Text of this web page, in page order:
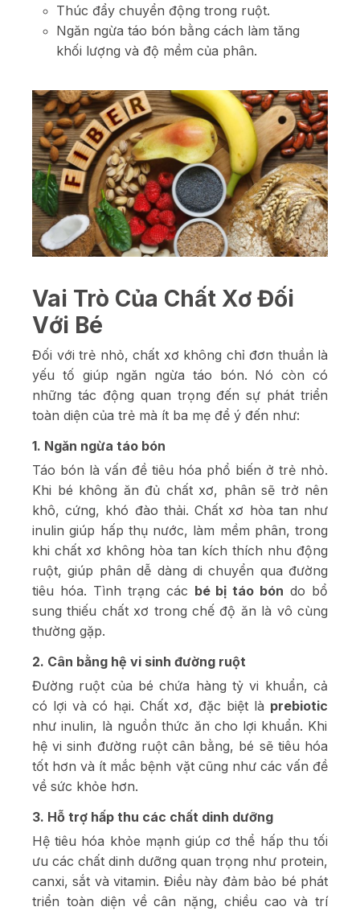
Thúc đẩy chuyển động trong ruột.
Ngăn ngừa táo bón bằng cách làm tăng
khối lượng và độ mềm của phân.
Vai Trò Của Chất Xơ Đối
Với Bé
Đối với trẻ nhỏ, chất xơ không chỉ đơn thuần là
yếu tố giúp ngăn ngừa táo bón. Nó còn có
những tác động quan trọng đến sự phát triển
toàn diện của trẻ mà ít ba mẹ để ý đến như:
1. Ngăn ngừa táo bón
Táo bón là vấn đề tiêu hóa phổ biến ở trẻ nhỏ.
Khi bé không ăn đủ chất xơ, phân sẽ trở nên
khô, cứng, khó đào thải. Chất xơ hòa tan như
inulin giúp hấp thụ nước, làm mềm phân, trong
khi chất xơ không hòa tan kích thích nhu động
ruột, giúp phân dễ dàng di chuyển qua đường
tiêu hóa. Tình trạng các bé bị táo bón do bổ
sung thiếu chất xơ trong chế độ ăn là vô cùng
thường gặp.
2. Cân bằng hệ vi sinh đường ruột
Đường ruột của bé chứa hàng tỷ vi khuẩn, cả
có lợi và có hại. Chất xơ, đặc biệt là prebiotic
như inulin, là nguồn thức ăn cho lợi khuẩn. Khi
hệ vi sinh đường ruột cân bằng, bé sẽ tiêu hóa
tốt hơn và ít mắc bệnh vặt cũng như các vấn đề
về sức khỏe hơn.
3. Hỗ trợ hấp thu các chất dinh dưỡng
Hệ tiêu hóa khỏe mạnh giúp cơ thể hấp thu tối
ưu các chất dinh dưỡng quan trọng như protein,
canxi, sắt và vitamin. Điều này đảm bảo bé phát
triển toàn diện về cân nặng, chiều cao và trí